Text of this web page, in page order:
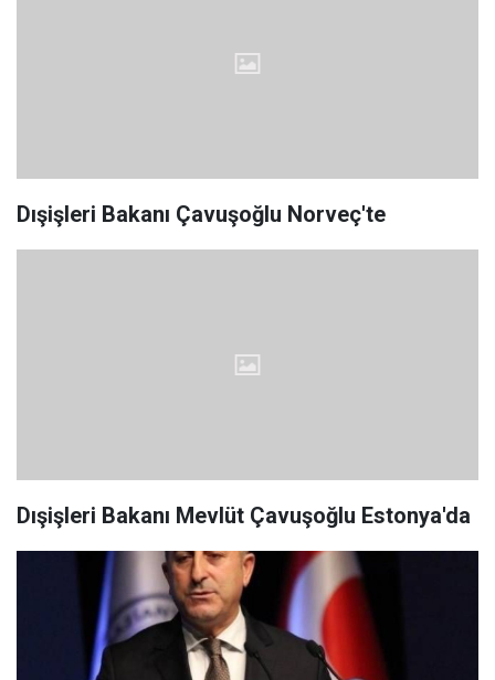
Dışişleri Bakanı Çavuşoğlu Norveç'te
Dışişleri Bakanı Mevlüt Çavuşoğlu Estonya'da